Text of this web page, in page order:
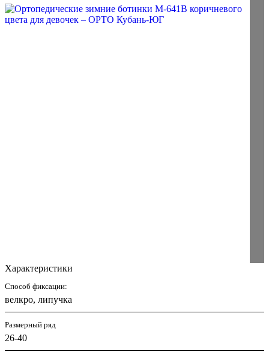
Характеристики
Способ фиксации:
велкро, липучка
Размерный ряд
26-40